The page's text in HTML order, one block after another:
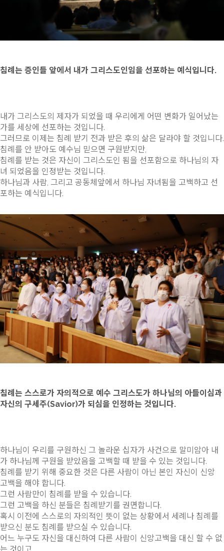
침례는 증인들 앞에서 내가 그리스도인임을 선포하는 예식입니다.
내가 그리스도의 제자가 되었을 때 우리에게 어떤 변화가 일어났는
가를 세상에 선포하는 것입니다.
그러므로 이제는 침례 받기 전과 받은 후의 삶은 달라야 할 것입니다.
침례를 안 받아도 예수님 믿으면 구원받지만,
침례를 받는 것은 자신이 그리스도인 됨을 선포함으로 하나님의 자
녀 되었음을 인정받는 것입니다.
하나님과 사람, 그리고 공동체앞에서 하나님 자녀됨을 고백하고 선
포하는 예식입니다.
침례는 스스로가 자의적으로 예수 그리스도가 하나님의 아들이심과
자신의 구세주(Savior)가 되심을 인정하는 것입니다.
하나님이 우리를 구원하신 그 놀라운 십자가 사건으로 말미암아 내
가 하나님께 구원을 받았음을 고백할 때 받을 수 있는 것입니다.
침례를 받기 위해 중요한 것은 다른 사람이 아닌 본인 자신이 신앙
고백을 해야 합니다.
그런 사람만이 침례를 받을 수 있습니다.
그런 고백을 하신 분들은 침례받기를 권면합니다.
혹시 이전에 스스로의 자의적인 뜻이 없는 상황에서 세례나 침례를
받으신 분도 침례를 받으실 수 있습니다.
어느 누구도 자신을 대신하여 다른 사람이 신앙고백을 대신 할 수 없